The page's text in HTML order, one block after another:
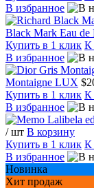
В избранное
Black Mark Eau de
Купить в 1 клик К
В избранное
Montaigne LUX
Купить в 1 клик К
В избранное
/ шт В корзину
Купить в 1 клик К
В избранное
Новинка
Хит продаж